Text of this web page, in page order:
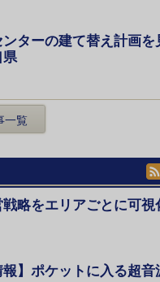
ターの建て替え計画を
一覧
略をエリアごとに可視
報】ポケットに入る超音